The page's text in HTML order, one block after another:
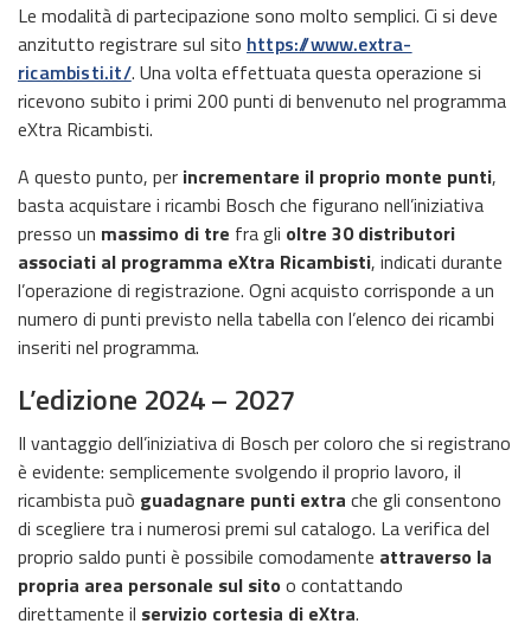
Le modalità di partecipazione sono molto semplici. Ci si deve
anzitutto registrare sul sito https://www.extra-
ricambisti.it/. Una volta effettuata questa operazione si
ricevono subito i primi 200 punti di benvenuto nel programma
eXtra Ricambisti.
A questo punto, per incrementare il proprio monte punti,
basta acquistare i ricambi Bosch che figurano nell’iniziativa
presso un massimo di tre fra gli oltre 30 distributori
associati al programma eXtra Ricambisti, indicati durante
l’operazione di registrazione. Ogni acquisto corrisponde a un
numero di punti previsto nella tabella con l’elenco dei ricambi
inseriti nel programma.
L’edizione 2024 – 2027
Il vantaggio dell’iniziativa di Bosch per coloro che si registrano
è evidente: semplicemente svolgendo il proprio lavoro, il
ricambista può guadagnare punti extra che gli consentono
di scegliere tra i numerosi premi sul catalogo. La verifica del
proprio saldo punti è possibile comodamente attraverso la
propria area personale sul sito o contattando
direttamente il servizio cortesia di eXtra.